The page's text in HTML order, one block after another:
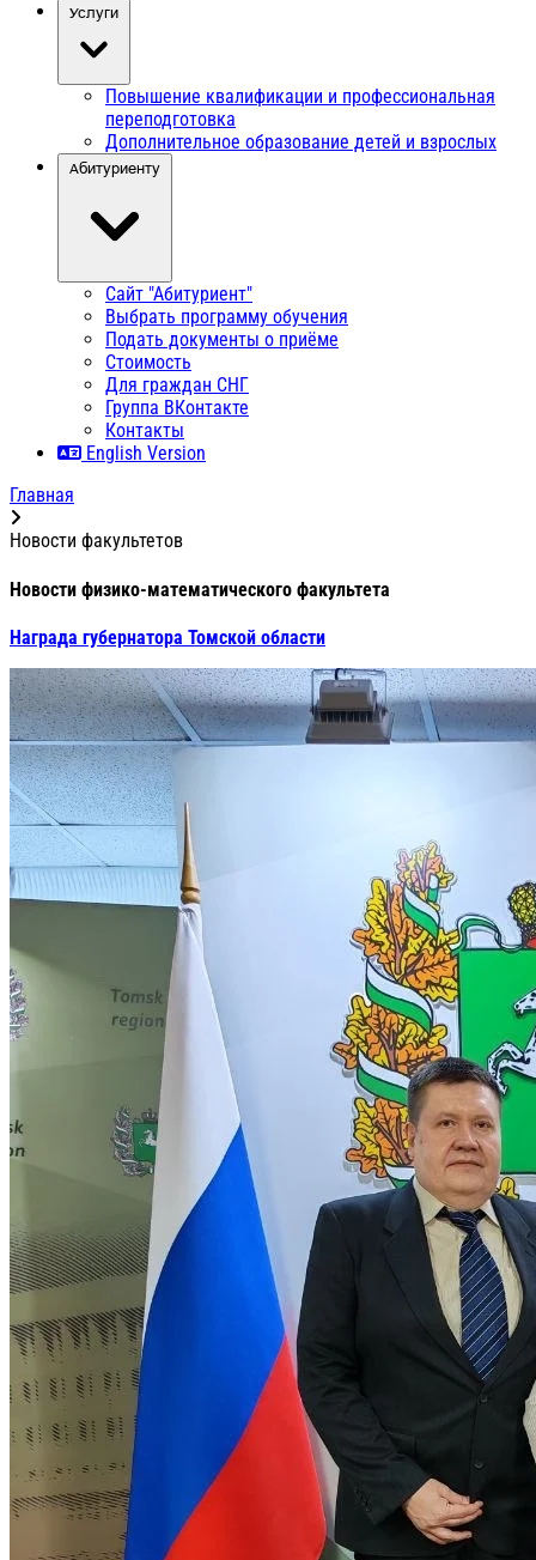
Услуги
Повышение квалификации и профессиональная
переподготовка
Дополнительное образование детей и взрослых
Абитуриенту
Сайт "Абитуриент"
Выбрать программу обучения
Подать документы о приёме
Стоимость
Для граждан СНГ
Группа ВКонтакте
Контакты
English Version
Главная
Новости факультетов
Новости физико-математического факультета
Награда губернатора Томской области